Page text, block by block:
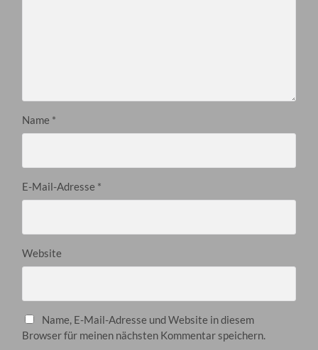
Name *
E-Mail-Adresse *
Website
Name, E-Mail-Adresse und Website in diesem
Browser für meinen nächsten Kommentar speichern.